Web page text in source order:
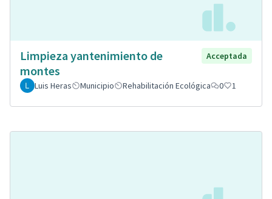
Limpieza yantenimiento de
montes
Acceptada
Luis Heras Municipio Rehabilitación Ecológica 0 1